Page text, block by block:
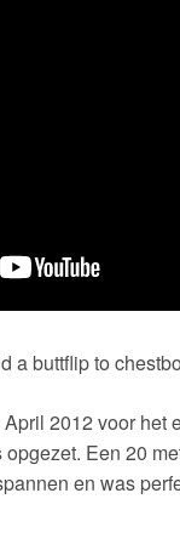
a buttflip to
2012 voor
Een 20
en was